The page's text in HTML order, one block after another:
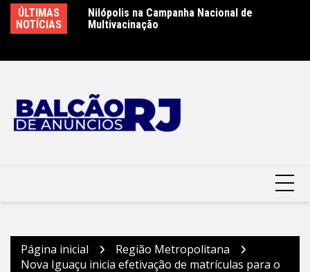
para
ÚLTIMAS
NOTÍCIAS
Nilópolis na Campanha Nacional de
Multivacinação
Página inicial
Região Metropolitana
Nova Iguaçu inicia efetivação de matrículas para o